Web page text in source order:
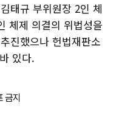
태규 부위원장 2인 체
체제 의결의 위법성을
진했으나 헌법재판소
있다.
금지